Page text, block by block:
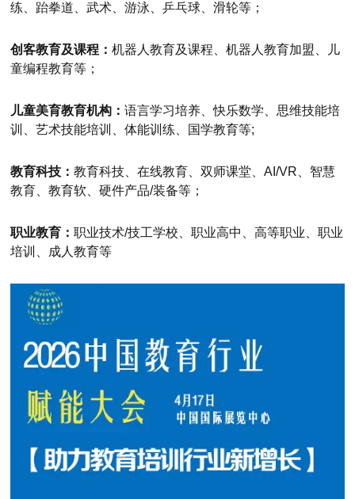
练、跆拳道、武术、游泳、乒乓球、滑轮等；
创客教育及课程：机器人教育及课程、机器人教育加盟、儿
童编程教育等；
儿童美育教育机构：语言学习培养、快乐数学、思维技能培
训、艺术技能培训、体能训练、国学教育等;
教育科技：教育科技、在线教育、双师课堂、AI/VR、智慧
教育、教育软、硬件产品/装备等；
职业教育：职业技术/技工学校、职业高中、高等职业、职业
培训、成人教育等